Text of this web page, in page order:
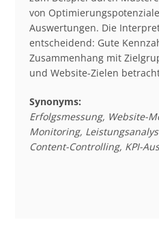
von
Auswertungen. Die
entscheidend: Gute
Zusammenhang mit
und Website-Zielen
Synonyms:
Erfolgsmessung, Website-
Monitoring,
Content-Controlling, KPI-